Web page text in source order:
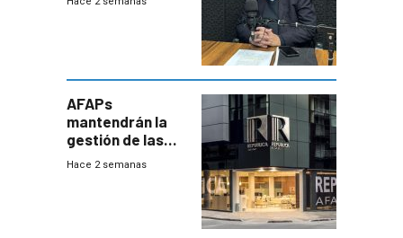
AFAPs
mantendrán la
gestión de las
cuentas
Hace 2 semanas